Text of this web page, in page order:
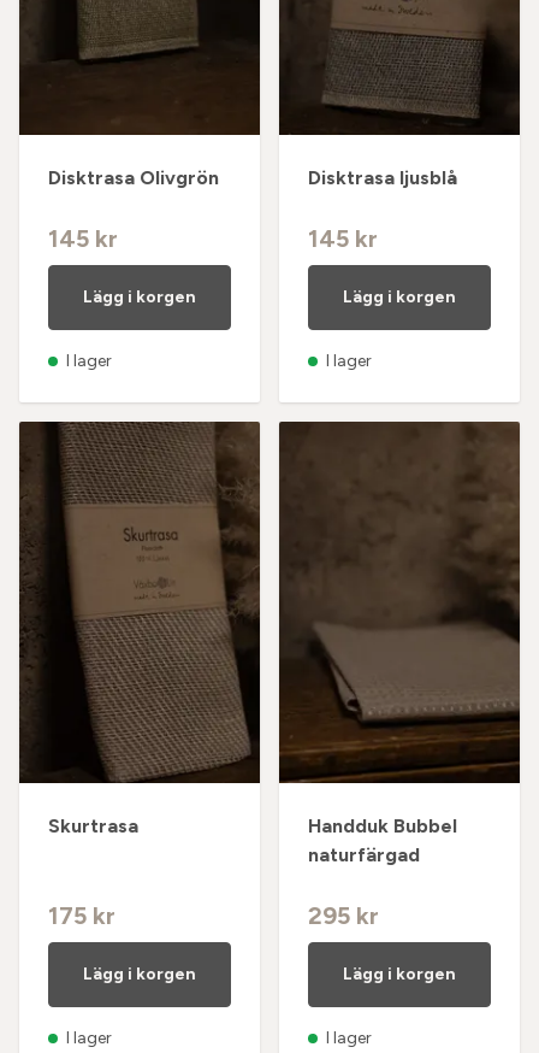
Disktrasa Olivgrön
145 kr
Lägg i korgen
I lager
Disktrasa ljusblå
145 kr
Lägg i korgen
I lager
Skurtrasa
175 kr
Lägg i korgen
I lager
Handduk Bubbel
naturfärgad
295 kr
Lägg i korgen
I lager